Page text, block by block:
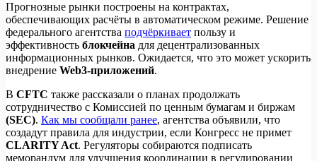
Прогнозные рынки построены на контрактах,
обеспечивающих расчёты в автоматическом режиме. Решение
федерального агентства подчёркивает пользу и
эффективность блокчейна для децентрализованных
информационных рынков. Ожидается, что это может ускорить
внедрение Web3-приложений.
В CFTC также рассказали о планах продолжать
сотрудничество с Комиссией по ценным бумагам и биржам
(SEC). Как мы сообщали ранее, агентства объявили, что
создадут правила для индустрии, если Конгресс не примет
CLARITY Act. Регуляторы собираются подписать
меморандум для улучшения координации в регулировании